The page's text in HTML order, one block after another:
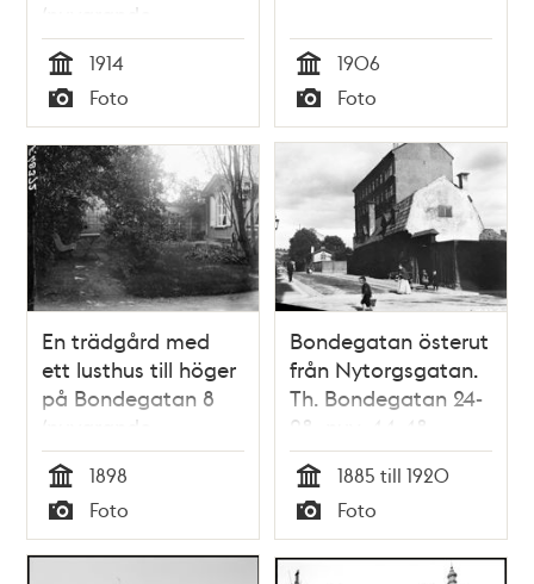
(nuvarande
Bondegatan 18-22).
Tid
1914
Typ
Foto Tid
1906
Typ
Foto
En trädgård med
ett lusthus till höger
på Bondegatan 8
(nuvarande
Bondegatan 18-20)
Tid
1898
Typ
Foto
Bondegatan österut
från Nytorgsgatan.
Th. Bondegatan 24-
28, nuv. 44-48
Tid
1885 till 1920
Typ
Foto